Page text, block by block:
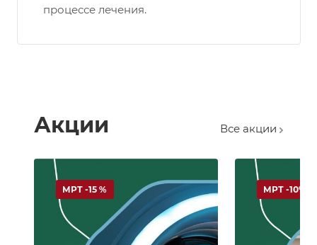
процессе лечения.
Акции Все акции
МРТ -15 % МРТ -10%